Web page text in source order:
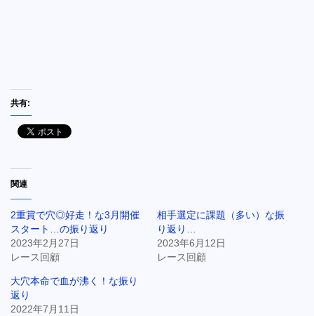
共有:
関連
2重賞で穴◎好走！な3月開催
スタート…の振り返り
2023年2月27日
レース回顧
相手選定に課題（多い）な振
り返り…
2023年6月12日
レース回顧
大穴本命で血が沸く！な振り
返り
2022年7月11日